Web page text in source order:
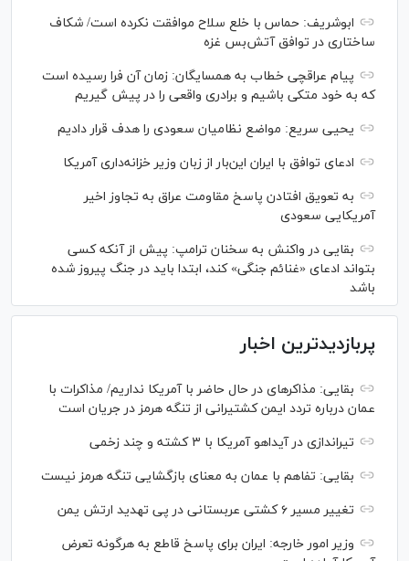
ابوشریف: حماس با خلع سلاح موافقت نکرده است/ شکاف
ساختاری در توافق آتش‌‎بس غزه
پیام عراقچی خطاب به همسایگان: زمان آن فرا رسیده است
که به خود متکی باشیم و برادری واقعی را در پیش گیریم
یحیی سریع: مواضع نظامیان سعودی را هدف قرار دادیم
ادعای توافق با ایران این‌بار از زبان وزیر خزانه‌داری آمریکا
به تعویق افتادن پاسخ مقاومت عراق به تجاوز اخیر
آمریکایی سعودی
بقایی در واکنش به سخنان ترامپ: پیش از آنکه کسی
بتواند ادعای «غنائم جنگی» کند، ابتدا باید در جنگ پیروز شده
باشد
پربازدیدترین اخبار
بقایی: مذاکره‎ای در حال حاضر با آمریکا نداریم/ مذاکرات با
عمان درباره تردد ایمن کشتیرانی از تنگه هرمز در جریان است
تیراندازی در آیداهو آمریکا با ۳ کشته و چند زخمی
بقایی: تفاهم با عمان به معنای بازگشایی تنگه هرمز نیست
تغییر مسیر ۶ کشتی عربستانی در پی تهدید ارتش یمن
وزیر امور خارجه: ایران برای پاسخ قاطع به هرگونه تعرض